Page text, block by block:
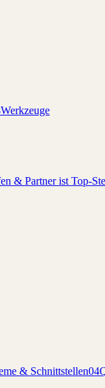
Werkzeuge
& Partner ist Top-
& Schnittstellen04